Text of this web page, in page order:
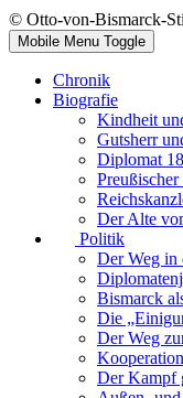
© Otto-von-Bismarck-
Mobile Menu Toggle
Chronik
Biografie
Kindheit
Gutsherr
Diplomat
Der Alte
Politik
Der Weg in
Bismarck
Die
Der Weg
Der Kampf